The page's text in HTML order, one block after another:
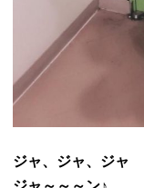
ジャ、ジャ、ジャ